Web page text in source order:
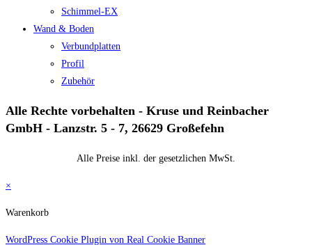
Schimmel-EX
Wand & Boden
Verbundplatten
Profil
Zubehör
Alle Rechte vorbehalten - Kruse und Reinbacher
GmbH - Lanzstr. 5 - 7, 26629 Großefehn
Alle Preise inkl. der gesetzlichen MwSt.
×
Warenkorb
WordPress Cookie Plugin von Real Cookie Banner